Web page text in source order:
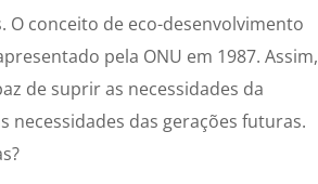
O conceito de eco-desenvolvimento
pela ONU em 1987. Assim,
de suprir as necessidades da
necessidades das gerações futuras.